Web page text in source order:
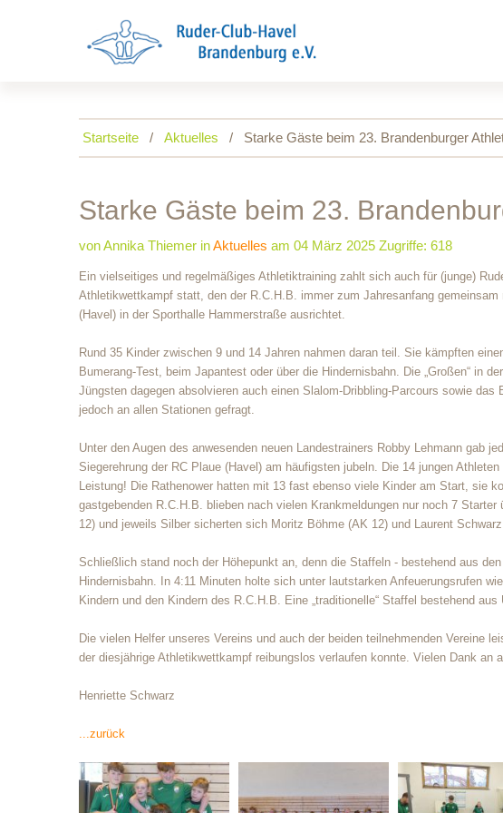
Startseite Aktuelles Starke Gäste beim 23. Brandenburger
Starke Gäste beim 23.
von Annika Thiemer inAktuelles am 04 März 2025 Zugriffe: 618
Ein vielseitiges und regelmäßiges Athletiktraining zahlt sich auch für (junge)
Athletikwettkampf statt, den der R.C.H.B. immer zum Jahresanfang
(Havel) in der Sporthalle Hammerstraße ausrichtet.
Rund 35 Kinder zwischen 9 und 14 Jahren nahmen daran teil. Sie kämpften
Bumerang-Test, beim Japantest oder über die Hindernisbahn. Die „Großen“ in
Jüngsten dagegen absolvieren auch einen Slalom-Dribbling-Parcours sowie
jedoch an allen Stationen gefragt.
Unter den Augen des anwesenden neuen Landestrainers Robby Lehmann gab
Siegerehrung der RC Plaue (Havel) am häufigsten jubeln. Die 14 jungen
Leistung! Die Rathenower hatten mit 13 fast ebenso viele Kinder am Start, sie
gastgebenden R.C.H.B. blieben nach vielen Krankmeldungen nur noch 7
12) und jeweils Silber sicherten sich Moritz Böhme (AK 12) und Laurent Schwarz
Schließlich stand noch der Höhepunkt an, denn die Staffeln - bestehend aus
Hindernisbahn. In 4:11 Minuten holte sich unter lautstarken Anfeuerungsrufen
Kindern und den Kindern des R.C.H.B. Eine „traditionelle“ Staffel bestehend
Die vielen Helfer unseres Vereins und auch der beiden teilnehmenden Vereine
der diesjährige Athletikwettkampf reibungslos verlaufen konnte. Vielen Dank an
Henriette Schwarz
...zurück